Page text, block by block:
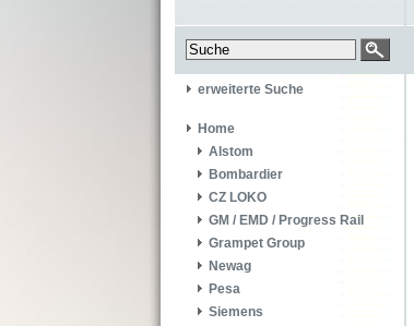
erweiterte Suche
Home
Alstom
Bombardier
CZ LOKO
GM / EMD / Progress Rail
Grampet Group
Newag
Pesa
Siemens